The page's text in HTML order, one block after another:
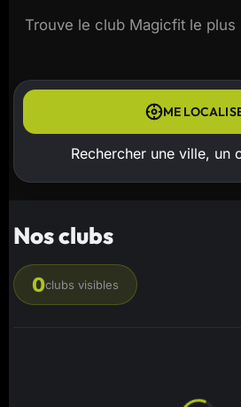
Trouve le club Magicfit le
ME
Nos clubs
0clubs visibles